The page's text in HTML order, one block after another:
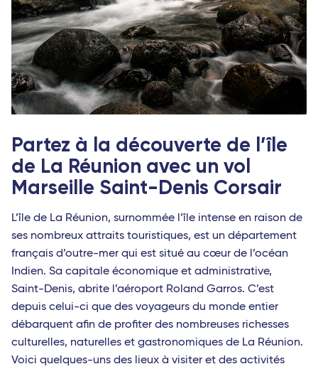
Partez à la découverte de l’île
de La Réunion avec un vol
Marseille Saint-Denis Corsair
L’île de La Réunion, surnommée l’île intense en raison de
ses nombreux attraits touristiques, est un département
français d’outre-mer qui est situé au cœur de l’océan
Indien. Sa capitale économique et administrative,
Saint-Denis, abrite l’aéroport Roland Garros. C’est
depuis celui-ci que des voyageurs du monde entier
débarquent afin de profiter des nombreuses richesses
culturelles, naturelles et gastronomiques de La Réunion.
Voici quelques-uns des lieux à visiter et des activités